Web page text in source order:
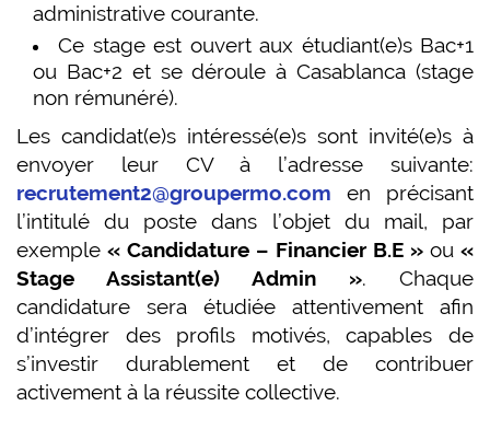
administrative courante.
Ce stage est ouvert aux étudiant(e)s Bac+1
ou Bac+2 et se déroule à Casablanca (stage
non rémunéré).
Les candidat(e)s intéressé(e)s sont invité(e)s à
envoyer leur CV à l’adresse suivante:
recrutement2@groupermo.com en précisant
l’intitulé du poste dans l’objet du mail, par
exemple« Candidature – Financier B.E »ou «
Stage Assistant(e) Admin ». Chaque
candidature sera étudiée attentivement afin
d’intégrer des profils motivés, capables de
s’investir durablement et de contribuer
activement à la réussite collective.